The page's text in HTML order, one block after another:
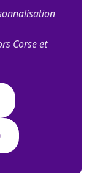
Corse et